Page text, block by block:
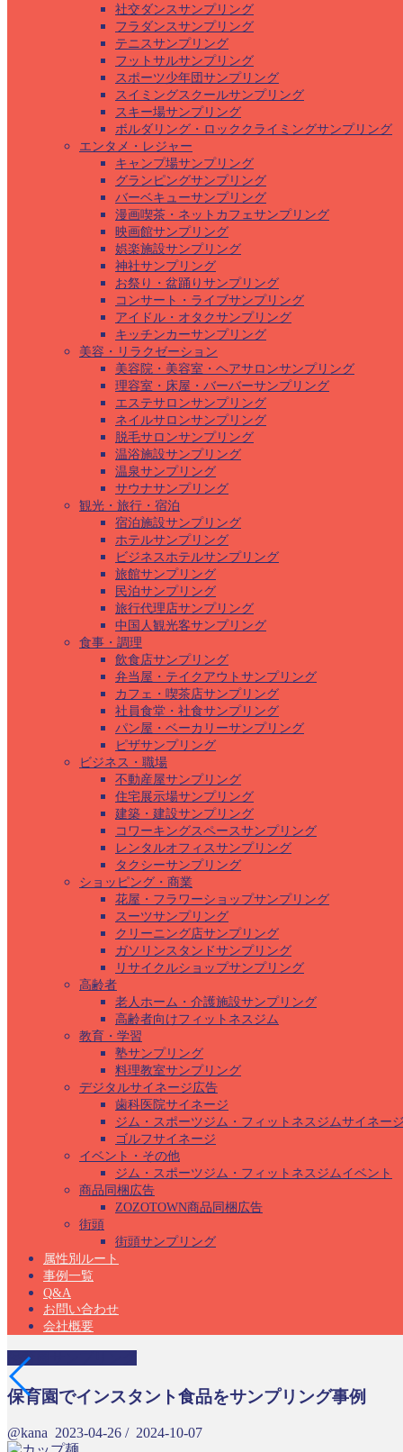
社交ダンスサンプリング
フラダンスサンプリング
テニスサンプリング
フットサルサンプリング
スポーツ少年団サンプリング
スイミングスクールサンプリング
スキー場サンプリング
ボルダリング・ロッククライミングサンプリング
エンタメ・レジャー
キャンプ場サンプリング
グランピングサンプリング
バーベキューサンプリング
漫画喫茶・ネットカフェサンプリング
映画館サンプリング
娯楽施設サンプリング
神社サンプリング
お祭り・盆踊りサンプリング
コンサート・ライブサンプリング
アイドル・オタクサンプリング
キッチンカーサンプリング
美容・リラクゼーション
美容院・美容室・ヘアサロンサンプリング
理容室・床屋・バーバーサンプリング
エステサロンサンプリング
ネイルサロンサンプリング
脱毛サロンサンプリング
温浴施設サンプリング
温泉サンプリング
サウナサンプリング
観光・旅行・宿泊
宿泊施設サンプリング
ホテルサンプリング
ビジネスホテルサンプリング
旅館サンプリング
民泊サンプリング
旅行代理店サンプリング
中国人観光客サンプリング
食事・調理
飲食店サンプリング
弁当屋・テイクアウトサンプリング
カフェ・喫茶店サンプリング
社員食堂・社食サンプリング
パン屋・ベーカリーサンプリング
ピザサンプリング
ビジネス・職場
不動産屋サンプリング
住宅展示場サンプリング
建築・建設サンプリング
コワーキングスペースサンプリング
レンタルオフィスサンプリング
タクシーサンプリング
ショッピング・商業
花屋・フラワーショップサンプリング
スーツサンプリング
クリーニング店サンプリング
ガソリンスタンドサンプリング
リサイクルショップサンプリング
高齢者
老人ホーム・介護施設サンプリング
高齢者向けフィットネスジム
教育・学習
塾サンプリング
料理教室サンプリング
デジタルサイネージ広告
歯科医院サイネージ
ジム・スポーツジム・フィットネスジムサイネー
ゴルフサイネージ
イベント・その他
ジム・スポーツジム・フィットネスジムイベント
商品同梱広告
ZOZOTOWN商品同梱広告
街頭
街頭サンプリング
属性別ルート
事例一覧
Q&A
お問い合わせ
会社概要
保育園サンプリング
保育園でインスタント食品をサンプリング事例
@kana 2023-04-26 / 2024-10-07